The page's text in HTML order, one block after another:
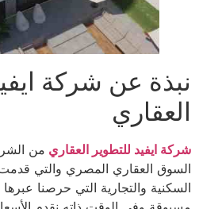
نبذة عن شركة
العقاري
شركة ايفيد للتطوير العقاري من
السوق العقاري المصري والتي
السكنية والتجارية التي حرصنا عبرها